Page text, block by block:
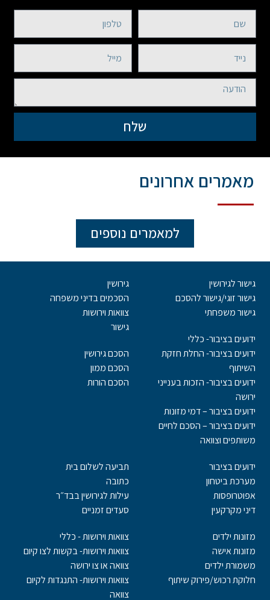
שלח
מאמרים אחרונים
למאמרים נוספים
גישור לגירושין
גישור זוגי/גישור להסכם
גישור משפחתי
ידועים בציבור- כללי
ידועים בציבור- החלת חזקת
השיתוף
ידועים בציבור- הזכות בענייני
ירושה
ידועים בציבור – דמי מזונות
ידועים בציבור – הסכם לחיים
משותפים וצוואה
גירושין
הסכמים בדיני משפחה
צוואות וירושות
גישור
הסכם גירושין
הסכם ממון
הסכם הורות
ידועים בציבור
מערכת ביטחון
אפוטרופסות
דיני מקרקעין
מזונות ילדים
מזונות אישה
משמורת ילדים
חלוקת רכוש/פירוק שיתוף
תביעה לשלום בית
כתובה
עילות לגירושין בבד״ר
סעדים זמניים
צוואות וירושות - כללי
צוואות וירושות- בקשות לצו קיום
צוואה או צו ירושה
צוואות וירושות- התנגדות לקיום
צוואה